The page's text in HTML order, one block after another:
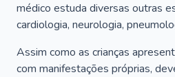
médico estuda diversas outras
cardiologia, neurologia,
Assim como as crianças
com manifestações próprias,